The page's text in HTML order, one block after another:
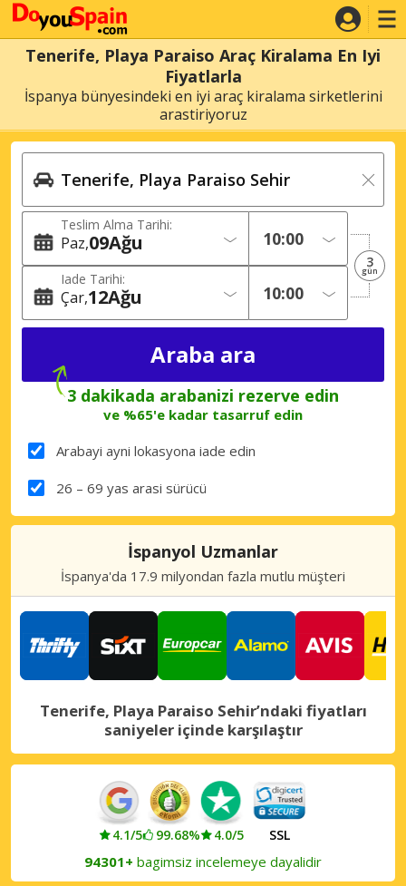
Tenerife, Playa Paraiso Araç Kiralama En Iyi
Fiyatlarla
İspanya bünyesindeki en iyi araç kiralama sirketlerini
arastiriyoruz
Teslim Alma Tarihi:
Paz 09Ağu
Iade Tarihi:
Çar 12Ağu
3
gün
3 dakikada arabanizi rezerve edin
ve %65'e kadar tasarruf edin
Arabayi ayni lokasyona iade edin
26 – 69 yas arasi sürücü
İspanyol Uzmanlar
İspanya'da 17.9 milyondan fazla mutlu müşteri
Tenerife, Playa Paraiso Sehir’ndaki fiyatları
saniyeler içinde karşılaştır
4.1/5 99.68% 4.0/5 SSL
94301+ bagimsiz incelemeye dayalidir